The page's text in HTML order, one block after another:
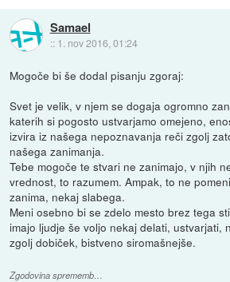
Samael
:: 1. nov 2016, 01:24
Mogoče bi še dodal pisanju zgoraj:
Svet je velik, v njem se dogaja ogromno
katerih si pogosto ustvarjamo omejeno,
izvira iz našega nepoznavanja reči zgolj
našega zanimanja.
Tebe mogoče te stvari ne zanimajo, v njih
vrednost, to razumem. Ampak, to ne
zanima, nekaj slabega.
Meni osebno bi se zdelo mesto brez tega
imajo ljudje še voljo nekaj delati, ustvarjati,
zgolj dobiček, bistveno siromašnejše.
Zgodovina sprememb…